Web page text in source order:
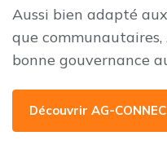
Aussi bien adapté
que communautaires,
bonne gouvernance
Découvrir AG-